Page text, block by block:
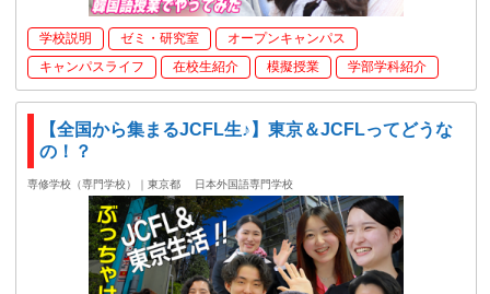
学校説明 ゼミ・研究室
オープンキャンパス
キャンパスライフ
在校生紹介 模擬授業 学部学科紹介
【全国から集まるJCFL生♪】東京＆JCFLってどうな
の！？
専修学校（専門学校）｜東京都 日本外国語専門学校